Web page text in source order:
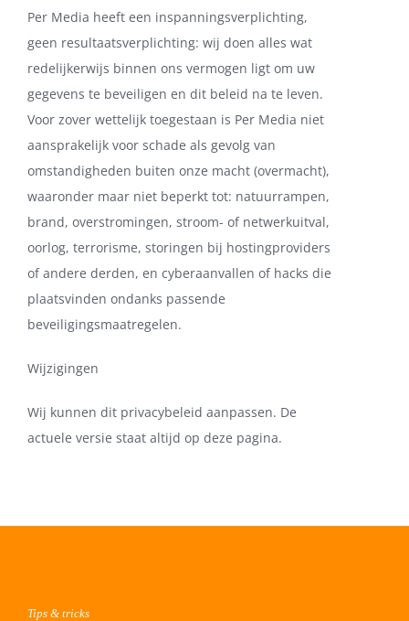
Per Media heeft een inspanningsverplichting,
geen resultaatsverplichting: wij doen alles wat
redelijkerwijs binnen ons vermogen ligt om uw
gegevens te beveiligen en dit beleid na te leven.
Voor zover wettelijk toegestaan is Per Media niet
aansprakelijk voor schade als gevolg van
omstandigheden buiten onze macht (overmacht),
waaronder maar niet beperkt tot: natuurrampen,
brand, overstromingen, stroom- of netwerkuitval,
oorlog, terrorisme, storingen bij hostingproviders
of andere derden, en cyberaanvallen of hacks die
plaatsvinden ondanks passende
beveiligingsmaatregelen.
Wijzigingen
Wij kunnen dit privacybeleid aanpassen. De
actuele versie staat altijd op deze pagina.
Tips & tricks